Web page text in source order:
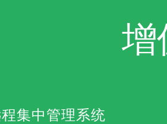
增
集中管理系统